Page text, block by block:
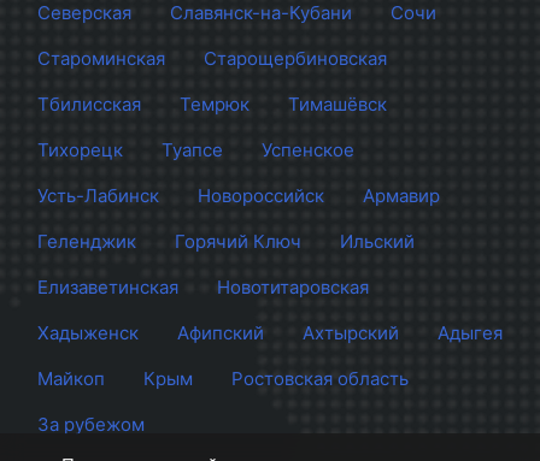
Северская
Славянск-на-Кубани
Сочи
Староминская
Старощербиновская
Тбилисская
Темрюк
Тимашёвск
Тихорецк
Туапсе
Успенское
Усть-Лабинск
Новороссийск
Армавир
Геленджик
Горячий Ключ
Ильский
Елизаветинская
Новотитаровская
Хадыженск
Афипский Ахтырский
Адыгея
Майкоп
Крым
Ростовская область
За рубежом